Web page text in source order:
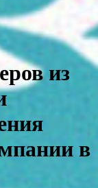
из
в